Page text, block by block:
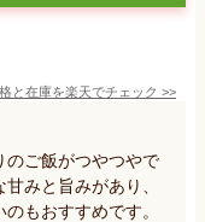
と在庫を楽天でチェック >>
のご飯がつやつやで
みと旨みがあり、
もおすすめです。